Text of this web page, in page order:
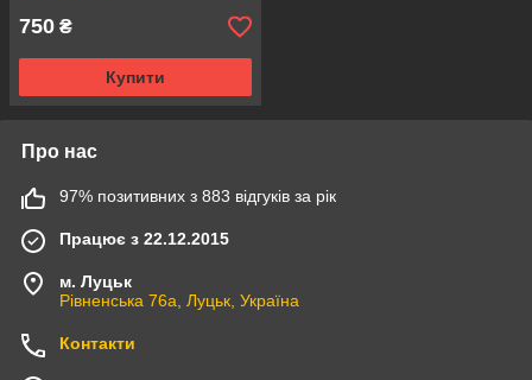
750 ₴
Купити
Про нас
97% позитивних з 883 відгуків за рік
Працює з 22.12.2015
м. Луцьк
Рівненська 76а, Луцьк, Україна
Контакти